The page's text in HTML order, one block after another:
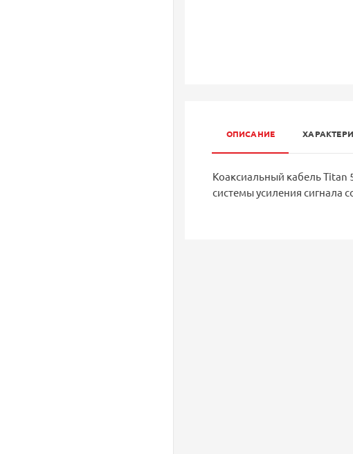
ОПИСАНИЕ
Коаксиальный кабель Titan
системы усиления сигнала